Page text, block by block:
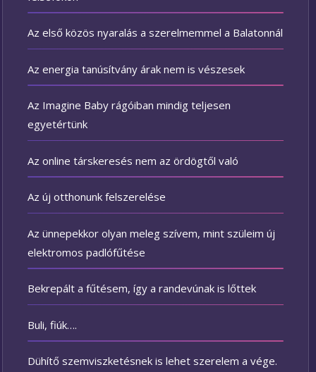
Az első közös nyaralás a szerelmemmel a Balatonnál
Az energia tanúsítvány árak nem is vészesek
Az Imagine Baby rágóiban mindig teljesen
egyetértünk
Az online társkeresés nem az ördögtől való
Az új otthonunk felszerelése
Az ünnepekkor olyan meleg szívem, mint szüleim új
elektromos padlófűtése
Bekrepált a fűtésem, így a randevúnak is lőttek
Buli, fiúk….
Dühítő szemviszketésnek is lehet szerelem a vége.